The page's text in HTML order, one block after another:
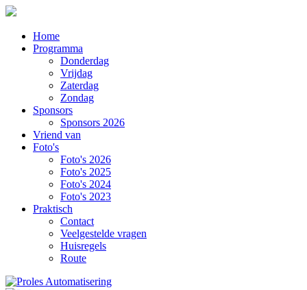
Home
Programma
Donderdag
Vrijdag
Zaterdag
Zondag
Sponsors
Sponsors 2026
Vriend van
Foto's
Foto's 2026
Foto's 2025
Foto's 2024
Foto's 2023
Praktisch
Contact
Veelgestelde vragen
Huisregels
Route